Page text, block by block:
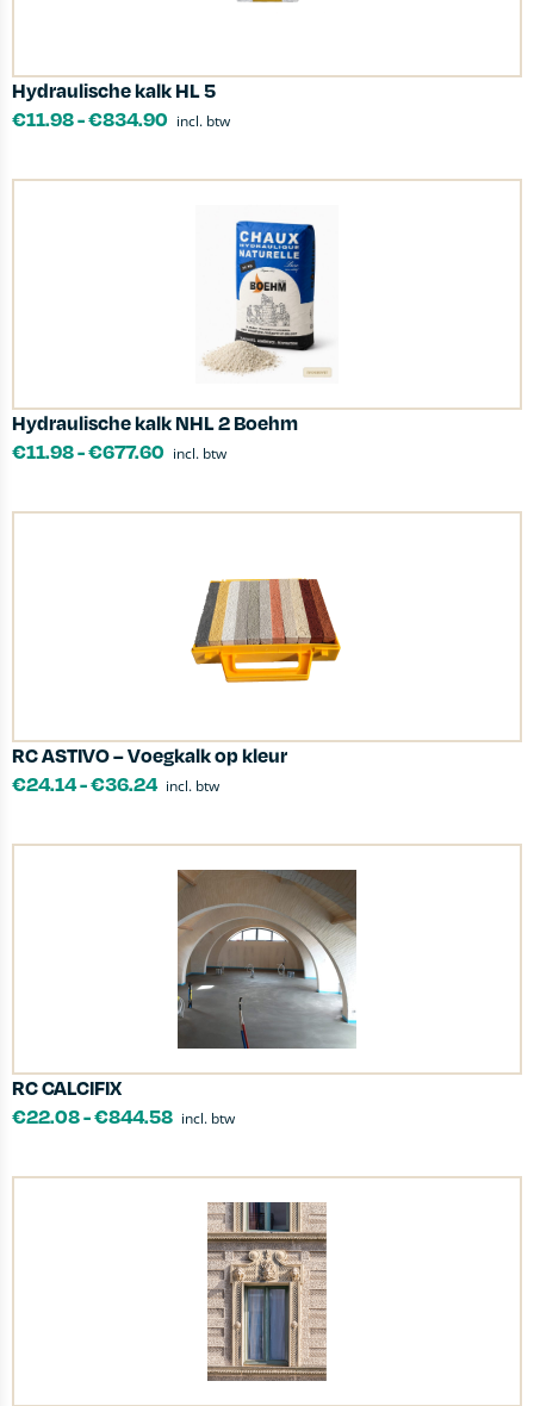
Hydraulische kalk HL 5
€11.98-€834.90 incl. btw
Hydraulische kalk NHL 2 Boehm
€11.98-€677.60 incl. btw
RC ASTIVO – Voegkalk op kleur
€24.14-€36.24 incl. btw
RC CALCIFIX
€22.08-€844.58 incl. btw